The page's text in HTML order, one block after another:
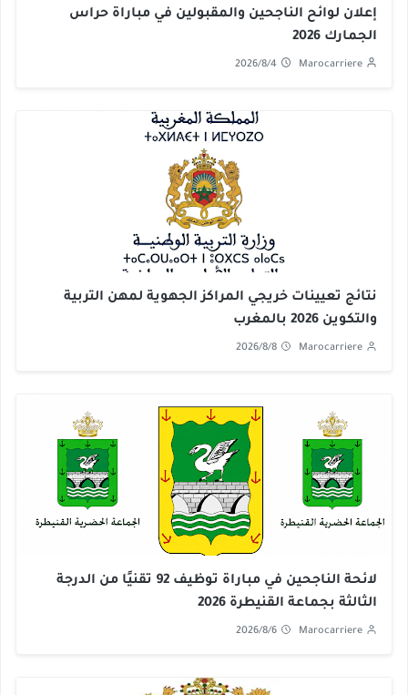
إعلان لوائح الناجحين والمقبولين في مباراة حراس
الجمارك 2026
Marocarriere
2026/8/4
نتائج تعيينات خريجي المراكز الجهوية لمهن التربية
والتكوين 2026 بالمغرب
Marocarriere
2026/8/8
لائحة الناجحين في مباراة توظيف 92 تقنيًا من الدرجة
الثالثة بجماعة القنيطرة 2026
Marocarriere
2026/8/6